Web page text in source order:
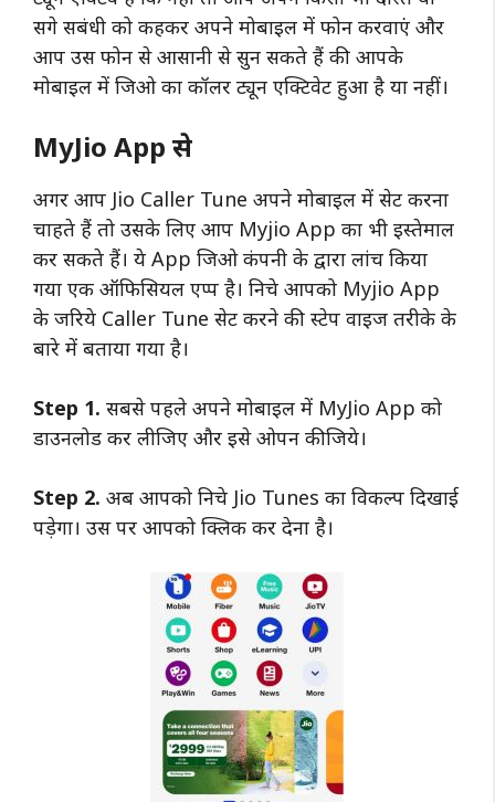
सगे सबंधी को कहकर अपने मोबाइल में फोन करवाएं और
आप उस फोन से आसानी से सुन सकते हैं की आपके
मोबाइल में जिओ का कॉलर ट्यून एक्टिवेट हुआ है या नहीं।
MyJio App से
अगर आप Jio Caller Tune अपने मोबाइल में सेट करना
चाहते हैं तो उसके लिए आप Myjio App का भी इस्तेमाल
कर सकते हैं। ये App जिओ कंपनी के द्वारा लांच किया
गया एक ऑफिसियल एप्प है। निचे आपको Myjio App
के जरिये Caller Tune सेट करने की स्टेप वाइज तरीके के
बारे में बताया गया है।
Step 1. सबसे पहले अपने मोबाइल में MyJio App को
डाउनलोड कर लीजिए और इसे ओपन कीजिये।
Step 2. अब आपको निचे Jio Tunes का विकल्प दिखाई
पड़ेगा। उस पर आपको क्लिक कर देना है।